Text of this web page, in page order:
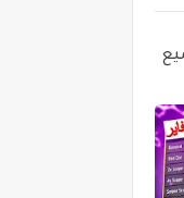
فاير 2026 جميع